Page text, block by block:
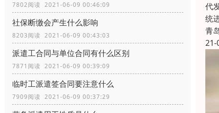
7802阅读 2021-06-09 00:46:09
社保断缴会产生什么影响
8203阅读 2021-06-09 00:43:03
派遣工合同与单位合同有什么区别
7871阅读 2021-06-09 00:39:09
临时工派遣签合同要注意什么
7909阅读 2021-06-09 00:37:29
代
统
青
21-